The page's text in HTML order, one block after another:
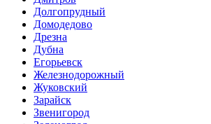
Долгопрудный
Домодедово
Дрезна
Дубна
Егорьевск
Железнодорожный
Жуковский
Зарайск
Звенигород